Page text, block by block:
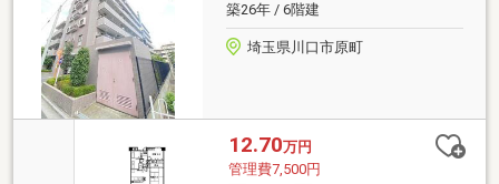
築26年 / 6階建
埼玉県川口市原町
12.70万円
管理費7,500円